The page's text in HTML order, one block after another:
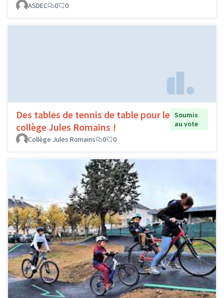
ASDEC 0 0
Des tables de tennis de table pour le
collège Jules Romains !
Soumis
au vote
Collège Jules Romains
0 0